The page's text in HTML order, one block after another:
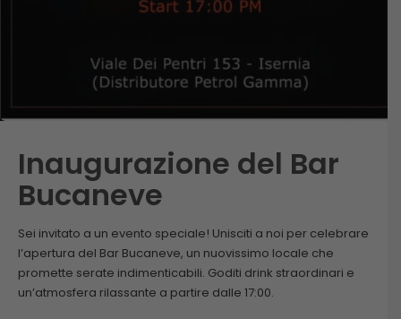
Inaugurazione del Bar
Bucaneve
Sei invitato a un evento speciale! Unisciti a noi per celebrare
l’apertura del Bar Bucaneve, un nuovissimo locale che
promette serate indimenticabili. Goditi drink straordinari e
un’atmosfera rilassante a partire dalle 17:00.